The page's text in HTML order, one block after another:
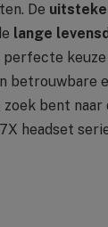
De
lange
betrouwbare
zoek bent
headset